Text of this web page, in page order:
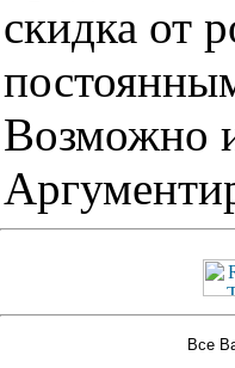
скидка от
Возможно
Все